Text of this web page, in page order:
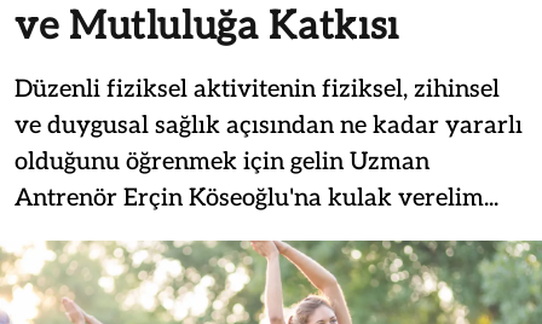
ve Mutluluğa Katkısı
Düzenli fiziksel aktivitenin fiziksel, zihinsel
ve duygusal sağlık açısından ne kadar yararlı
olduğunu öğrenmek için gelin Uzman
Antrenör Erçin Köseoğlu'na kulak verelim...